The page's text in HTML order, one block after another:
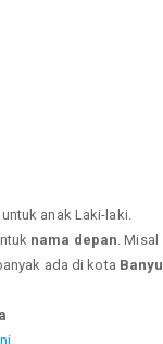
anak Laki-laki.
nama depan .
ada di kota